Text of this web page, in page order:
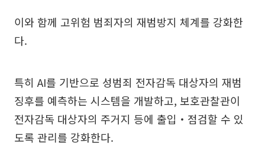
이와 함께 고위험 범죄자의 재범방지 체계를 강화한
다.
특히 AI를 기반으로 성범죄 전자감독 대상자의 재범
징후를 예측하는 시스템을 개발하고, 보호관찰관이
전자감독 대상자의 주거지 등에 출입‧점검할 수 있
도록 관리를 강화한다.